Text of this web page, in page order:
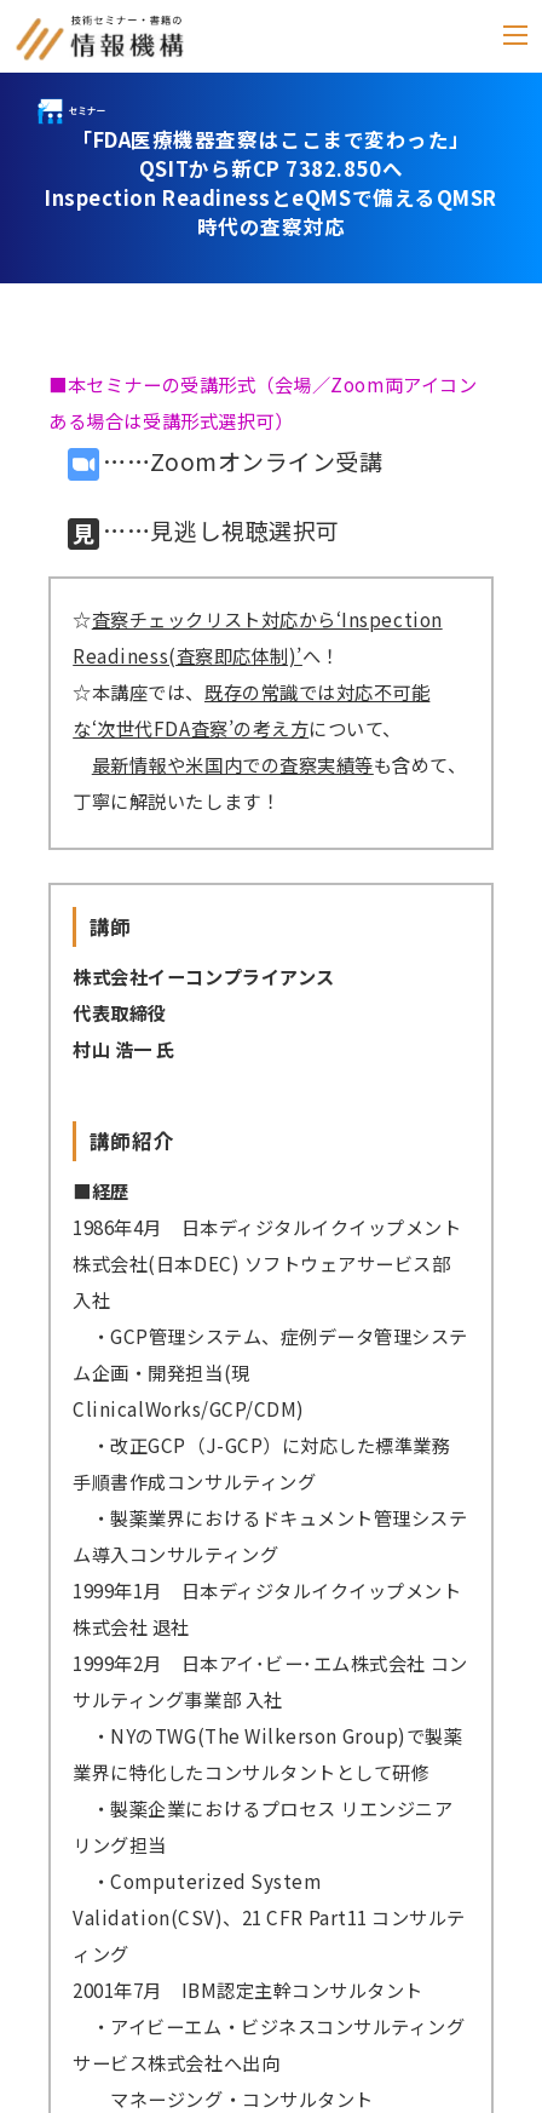
セミナー
書籍
(テキスト郵送)
雑誌
「化学物質管理」
セミナーアーカイブ
動画配信・DVD
カテゴリー別
(社内研修)
コラム・取材
FAQ/問い合わせ先
商品企画リクエスト
セミナー会場アクセス
「FDA医療機器査察はここまで変わった」
QSITから新CP 7382.850へ
Inspection ReadinessとeQMSで備えるQMSR
時代の査察対応
■本セミナーの受講形式（会場／Zoom両アイコン
ある場合は受講形式選択可）
……Zoomオンライン受講
……見逃し視聴選択可
☆査察チェックリスト対応から‘Inspection
Readiness(査察即応体制)’へ！
☆本講座では、 既存の常識では対応不可能
な‘次世代FDA査察’の考え方について、
最新情報や米国内での査察実績等も含めて、
丁寧に解説いたします！
講師
株式会社イーコンプライアンス
代表取締役
村山 浩一 氏
講師紹介
■経歴
1986年4月 日本ディジタルイクイップメント
株式会社(日本DEC) ソフトウェアサービス部
入社
・GCP管理システム、症例データ管理システ
ム企画・開発担当(現
ClinicalWorks/GCP/CDM)
・改正GCP（J-GCP）に対応した標準業務
手順書作成コンサルティング
・製薬業界におけるドキュメント管理システ
ム導入コンサルティング
1999年1月 日本ディジタルイクイップメント
株式会社 退社
1999年2月 日本アイ･ビー･エム株式会社 コン
サルティング事業部 入社
・NYのTWG(The Wilkerson Group)で製薬
業界に特化したコンサルタントとして研修
・製薬企業におけるプロセス リエンジニア
リング担当
・Computerized System
Validation(CSV)、21 CFR Part11 コンサルテ
ィング
2001年7月 IBM認定主幹コンサルタント
・アイビーエム・ビジネスコンサルティング
サービス株式会社へ出向
マネージング・コンサルタント